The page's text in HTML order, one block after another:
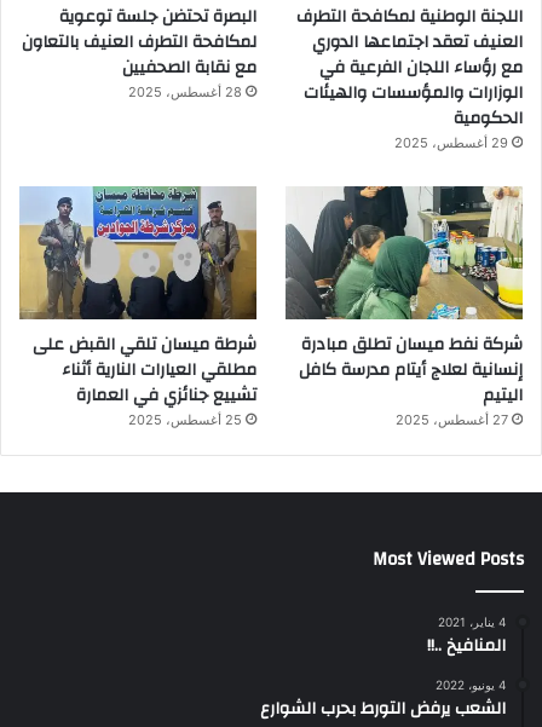
اللجنة الوطنية لمكافحة التطرف
العنيف تعقد اجتماعها الدوري
مع رؤساء اللجان الفرعية في
الوزارات والمؤسسات والهيئات
الحكومية
29 أغسطس، 2025
البصرة تحتضن جلسة توعوية
لمكافحة التطرف العنيف بالتعاون
مع نقابة الصحفيين
28 أغسطس، 2025
شركة نفط ميسان تطلق مبادرة
إنسانية لعلاج أيتام مدرسة كافل
اليتيم
27 أغسطس، 2025
شرطة ميسان تلقي القبض على
مطلقي العيارات النارية أثناء
تشييع جنائزي في العمارة
25 أغسطس، 2025
Most Viewed Posts
4 يناير، 2021
المنافيخ ..!!
4 يونيو، 2022
الشعب يرفض التورط بحرب الشوارع